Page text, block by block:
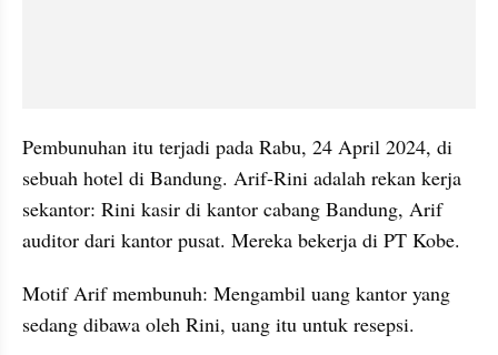
Pembunuhan itu terjadi pada Rabu, 24 April 2024, di
sebuah hotel di Bandung. Arif-Rini adalah rekan kerja
sekantor: Rini kasir di kantor cabang Bandung, Arif
auditor dari kantor pusat. Mereka bekerja di PT Kobe.
Motif Arif membunuh: Mengambil uang kantor yang
sedang dibawa oleh Rini, uang itu untuk resepsi.